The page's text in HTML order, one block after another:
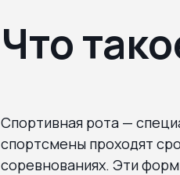
Что
Спортивная рота —
спортсмены проходят
соревнованиях. Эти